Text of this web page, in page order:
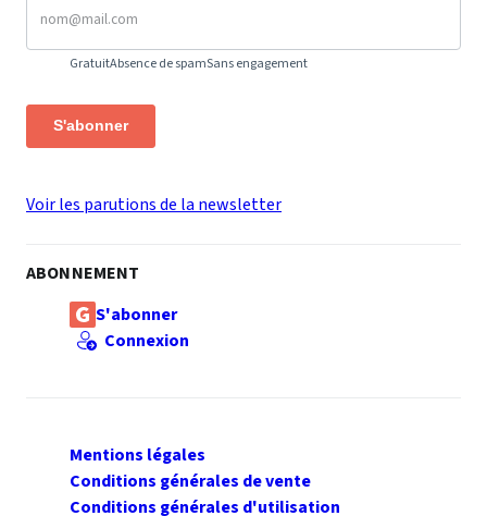
GratuitAbsence de spamSans engagement
S'abonner
Voir les parutions de la newsletter
ABONNEMENT
S'abonner
Connexion
Mentions légales
Conditions générales de vente
Conditions générales d'utilisation